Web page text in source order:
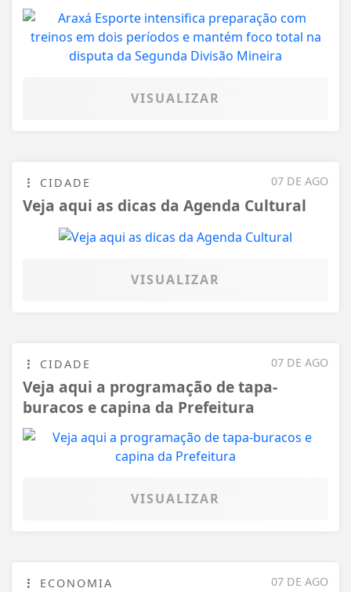
VISUALIZAR
07 DE AGO
CIDADE
Veja aqui as dicas da Agenda Cultural
VISUALIZAR
07 DE AGO
CIDADE
Veja aqui a programação de tapa-
buracos e capina da Prefeitura
VISUALIZAR
07 DE AGO
ECONOMIA